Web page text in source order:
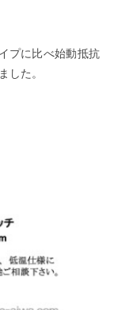
プに比べ始動抵抗
した。